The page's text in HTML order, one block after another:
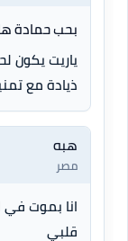
بحب حمادة
ياريت يكون
ذيادة مع
هبه
مصر
انا بموت في
قلبي